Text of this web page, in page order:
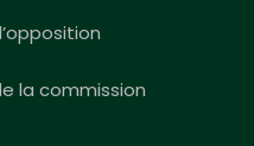
la commission